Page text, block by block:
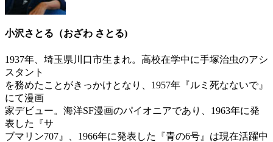
小沢さとる（おざわ さとる)
1937年、埼玉県川口市生まれ。高校在学中に手塚治虫のアシ
スタント
を務めたことがきっかけとなり、1957年『ルミ死なないで』
にて漫画
家デビュー。海洋SF漫画のパイオニアであり、1963年に発
表した『サ
ブマリン707』、1966年に発表した『青の6号』は現在活躍中